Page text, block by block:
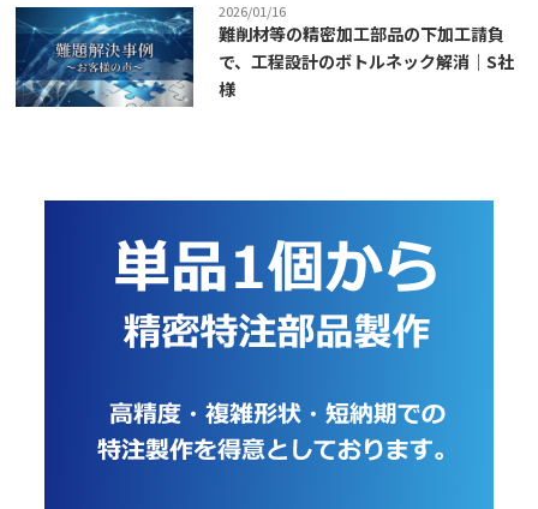
2026/01/16
難削材等の精密加工部品の下加工請負
で、工程設計のボトルネック解消｜S社
様